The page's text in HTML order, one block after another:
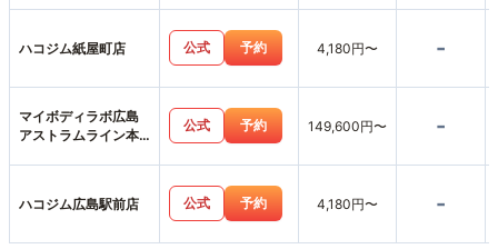
ハコジム紙屋町店 公式 予約 4,180円〜 -
マイボディラボ広島
アストラムライン本
公式 予約 149,600円〜 -
ハコジム広島駅前店 公式 予約 4,180円〜 -